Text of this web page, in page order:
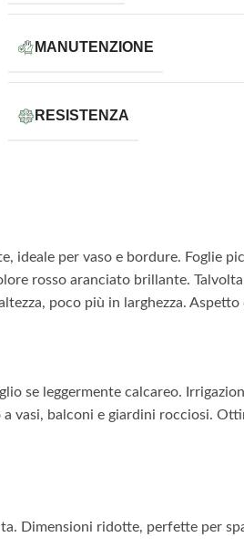
MANUTENZIONE
RESISTENZA
per vaso e bordure. Foglie
rosso aranciato brillante.
poco più in larghezza.
se leggermente calcareo.
vasi, balconi e giardini rocciosi.
Dimensioni ridotte, perfette per